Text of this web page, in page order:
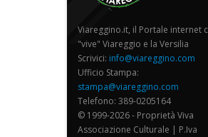
Viareggino.it, il Portale internet
"vive" Viareggio e la Versilia
Scrivici: info@viareggino.com
Ufficio Stampa:
stampa@viareggino.com
Telefono: 389-0205164
© 1999-2026 - Proprietà Viva
Associazione Culturale | P.Iva